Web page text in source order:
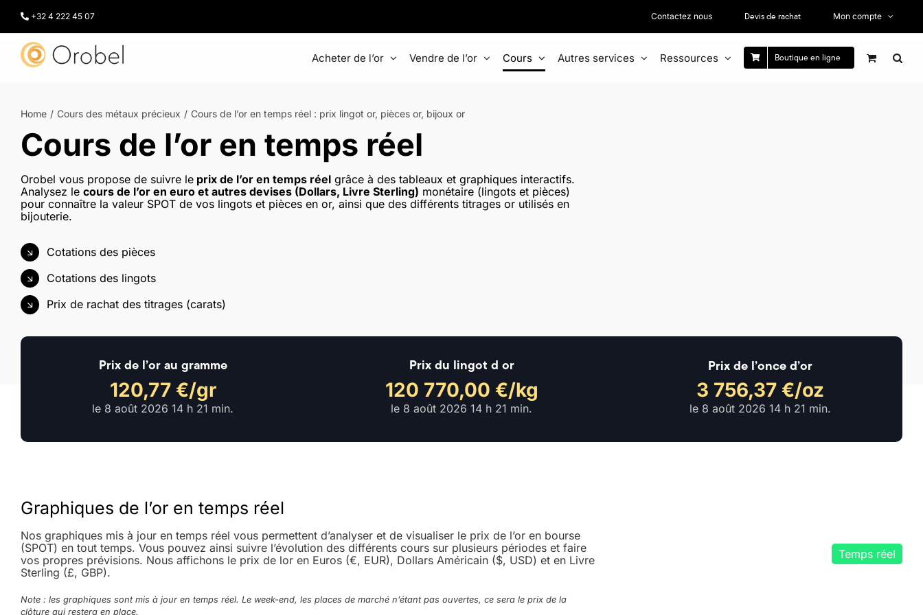
contenu
+32 4 222 45 07 Contactez nous Devis de rachat Mon compte
Acheter de l’or Vendre de l’or Cours Autres services Ressources Boutique en ligne
Home Cours des métaux précieux Cours de l’or en temps réel : prix lingot or, pièces or, bijoux or
Cours de l’or en temps réel
Orobel vous propose de suivre leprix de l’or en temps réelgrâce à des tableaux et graphiques interactifs.
Analysez le cours de l’or en euro et autres devises (Dollars, Livre Sterling) monétaire (lingots et pièces)
pour connaître la valeur SPOT de vos lingots et pièces en or, ainsi que des différents titrages or utilisés en
bijouterie.
Cotations des pièces
Cotations des lingots
Prix de rachat des titrages (carats)
Prix de l’or au gramme
120,77 €/gr
le 8 août 2026 14 h 21 min.
Prix du lingot d or
120 770,00 €/kg
le 8 août 2026 14 h 21 min.
Prix de l’once d’or
3 756,37 €/oz
le 8 août 2026 14 h 21 min.
Graphiques de l’or en temps réel
Nos graphiques mis à jour en temps réel vous permettent d’analyser et de visualiser le prix de l’or en bourse
(SPOT) en tout temps. Vous pouvez ainsi suivre l’évolution des différents cours sur plusieurs périodes et faire
vos propres prévisions. Nous affichons le prix de lor en Euros (€, EUR), Dollars Américain ($, USD) et en Livre
Sterling (£, GBP).
Note : les graphiques sont mis à jour en temps réel. Le week-end, les places de marché n’étant pas ouvertes, ce sera le prix de la
clôture qui restera en place.
Temps réel